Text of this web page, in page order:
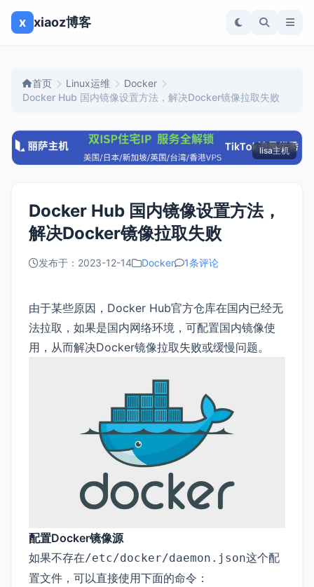
x xiaoz博客
首页 Linux运维
Docker
Docker Hub 国内镜像设置方法，解决Docker镜像拉取失败
lisa主机
Docker Hub 国内镜像设置方法，
解决Docker镜像拉取失败
发布于：2023-12-14 Docker 1条评论
由于某些原因，Docker Hub官方仓库在国内已经无
法拉取，如果是国内网络环境，可配置国内镜像使
用，从而解决Docker镜像拉取失败或缓慢问题。
配置Docker镜像源
如果不存在/etc/docker/daemon.json这个配
置文件，可以直接使用下面的命令：